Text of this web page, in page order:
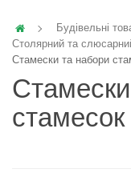
Будівельні
Столярний та
Стамески та набори
стамесок